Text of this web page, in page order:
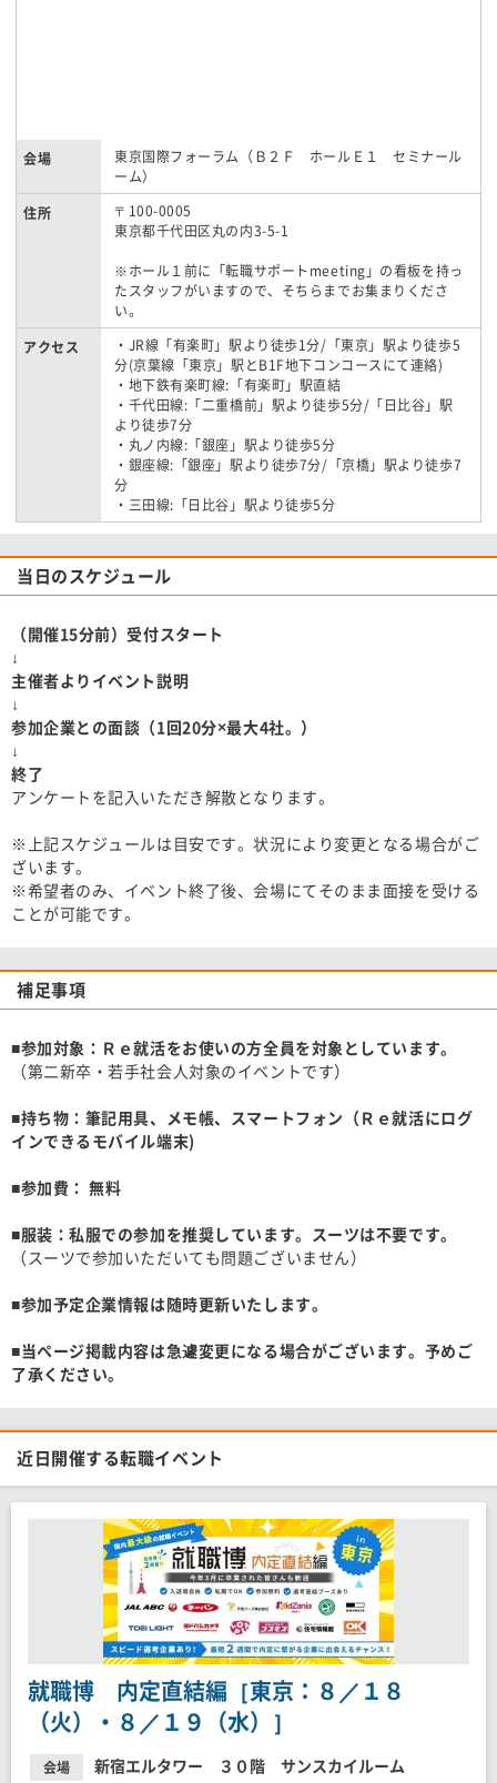
会場
東京国際フォーラム（Ｂ２Ｆ ホールＥ１ セミナール
ーム）
住所
〒100-0005
東京都千代田区丸の内3-5-1
※ホール１前に「転職サポートmeeting」の看板を持っ
たスタッフがいますので、そちらまでお集まりくださ
い。
アクセス
・JR線「有楽町」駅より徒歩1分/「東京」駅より徒歩5
分(京葉線「東京」駅とB1F地下コンコースにて連絡)
・地下鉄有楽町線:「有楽町」駅直結
・千代田線:「二重橋前」駅より徒歩5分/「日比谷」駅
より徒歩7分
・丸ノ内線:「銀座」駅より徒歩5分
・銀座線:「銀座」駅より徒歩7分/「京橋」駅より徒歩7
分
・三田線:「日比谷」駅より徒歩5分
当日のスケジュール
（開催15分前）受付スタート
↓
主催者よりイベント説明
↓
参加企業との面談（1回20分×最大4社。）
↓
終了
アンケートを記入いただき解散となります。
※上記スケジュールは目安です。状況により変更となる場合がご
ざいます。
※希望者のみ、イベント終了後、会場にてそのまま面接を受ける
ことが可能です。
補足事項
■参加対象：Ｒｅ就活をお使いの方全員を対象としています。
（第二新卒・若手社会人対象のイベントです）
■持ち物：筆記用具、メモ帳、スマートフォン（Ｒｅ就活にログ
インできるモバイル端末)
■参加費： 無料
■服装：私服での参加を推奨しています。スーツは不要です。
（スーツで参加いただいても問題ございません）
■参加予定企業情報は随時更新いたします。
■当ページ掲載内容は急遽変更になる場合がございます。予めご
了承ください。
近日開催する転職イベント
就職博 内定直結編［東京：８／１８
（火）・８／１９（水）］
会場 新宿エルタワー ３０階 サンスカイルーム